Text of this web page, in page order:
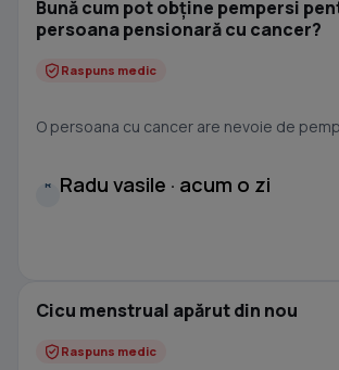
Bună cum pot obține pempersi
persoana pensionară cu cancer?
Raspuns medic
O persoana cu cancer are nevoie de
R Radu vasile · acum o zi
Cicu menstrual apărut din nou
Raspuns medic